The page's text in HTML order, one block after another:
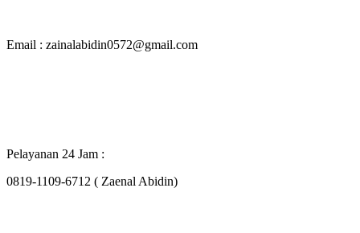
Email : zainalabidin0572@gmail.com
Pelayanan 24 Jam :
0819-1109-6712 ( Zaenal Abidin)